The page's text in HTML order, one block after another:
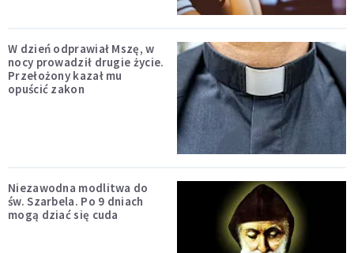
W dzień odprawiał Mszę, w
nocy prowadził drugie życie.
Przełożony kazał mu
opuścić zakon
Niezawodna modlitwa do
św. Szarbela. Po 9 dniach
mogą dziać się cuda